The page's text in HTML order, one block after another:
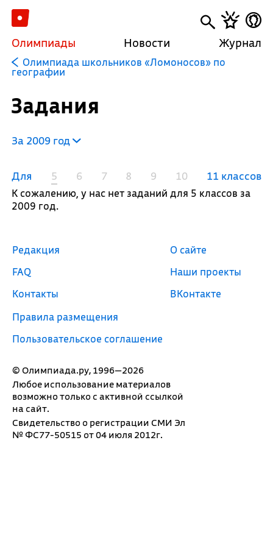
Олимпиады Новости Журнал
Олимпиада школьников «Ломоносов» по
географии
Задания
За 2009 год
Для 5 6 7 8 9 10 11 классов
К сожалению, у нас нет заданий для 5 классов за
2009 год.
© Олимпиада.ру, 1996—2026
Любое использование материалов
возможно только с активной ссылкой
на сайт.
Свидетельство о регистрации СМИ Эл
№ ФС77-50515 от 04 июля 2012г.
Редакция
FAQ
Контакты
Правила размещения
Пользовательское соглашение
О сайте
Наши проекты
ВКонтакте